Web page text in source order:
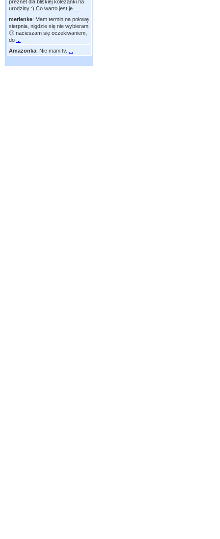
preznet dla bliskiej koleżanki na
urodziny :) Co warto jest je
merlenke: Mam termin na połowę
sierpnia, nigdzie się nie wybieram
🙂 nacieszam się oczekiwaniem,
do
Amazonka: Nie mam tv.